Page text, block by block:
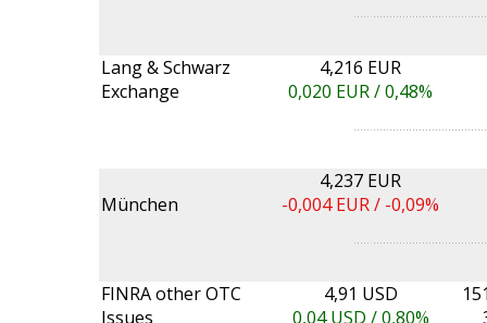
Lang & Schwarz
Exchange
4,216 EUR
0,020 EUR /0,48%
München
4,237 EUR
-0,004EUR / -0,09%
FINRA other OTC
Issues
4,91 USD
0,04USD /0,80%